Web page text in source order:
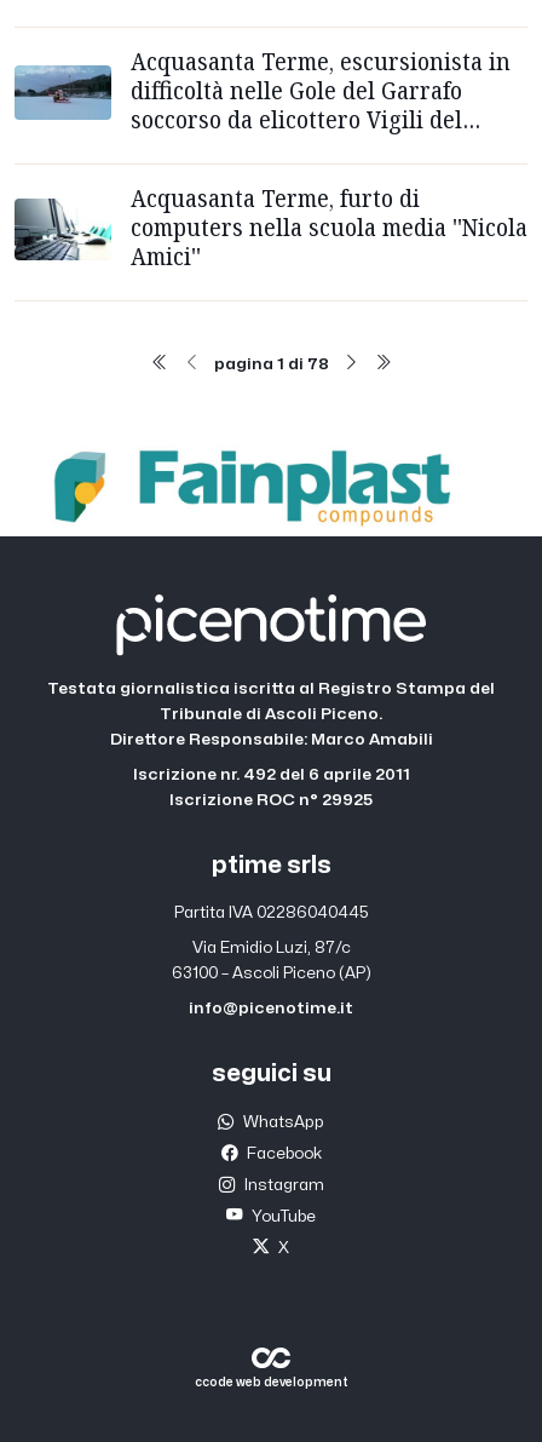
Acquasanta Terme, escursionista in
difficoltà nelle Gole del Garrafo
soccorso da elicottero Vigili del
Acquasanta Terme, furto di
computers nella scuola media ''Nicola
Amici''
pagina 1 di 78
Testata giornalistica iscritta al Registro Stampa del
Tribunale di Ascoli Piceno.
Direttore Responsabile: Marco Amabili
Iscrizione nr. 492 del 6 aprile 2011
Iscrizione ROC n° 29925
ptime srls
Partita IVA 02286040445
Via Emidio Luzi, 87/c
63100 – Ascoli Piceno (AP)
info@picenotime.it
seguici su
WhatsApp
Facebook
Instagram
YouTube
X
ccode web development